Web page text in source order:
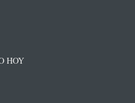
HOY